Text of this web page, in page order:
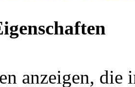
anzeigen, die